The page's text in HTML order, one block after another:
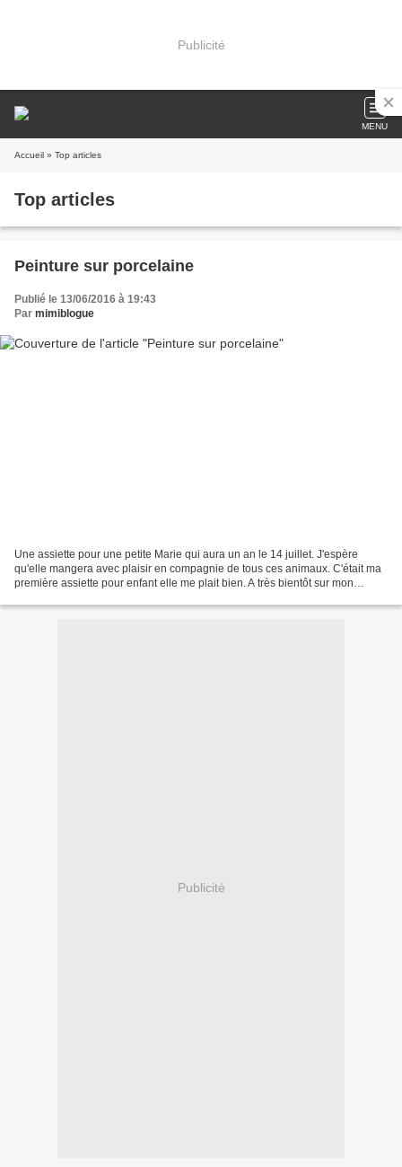
Publicité
MENU
Accueil » Top articles
Top articles
Peinture sur porcelaine
Publié le 13/06/2016 à 19:43
Par mimiblogue
Une assiette pour une petite Marie qui aura un an le 14 juillet. J'espère
qu'elle mangera avec plaisir en compagnie de tous ces animaux. C'était ma
première assiette pour enfant elle me plait bien. A très bientôt sur mon
Publicité